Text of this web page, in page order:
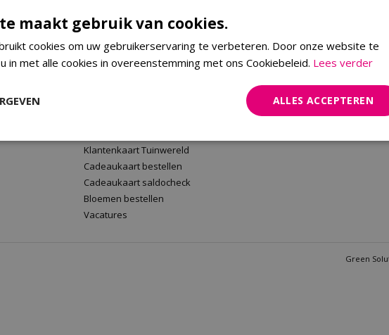
Tuinwereld Wijchen
Klantenkaart Tuinwereld
Cadeaukaart bestellen
Cadeaukaart saldocheck
Bloemen bestellen
Vacatures
Tuinwereld Malden
Planten Malden
Klantenkaart Tuinwereld
Cadeaukaart saldocheck
Green
maakt gebruik van cookies.
cookies om uw gebruikerservaring te verbeteren. Door onze website te
in met alle cookies in overeenstemming met ons Cookiebeleid. Lees verder
ALLES ACCEPTEREN